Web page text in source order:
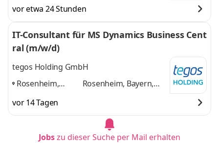
vor etwa 24 Stunden
IT-Consultant für MS Dynamics Business Cent
ral (m/w/d)
tegos Holding GmbH
Rosenheim,
Ingolstadt,
Regensburg,
Rosenheim, Bayern,
vor 14 Tagen
Jobszu dieser Suche per Mail erhalten